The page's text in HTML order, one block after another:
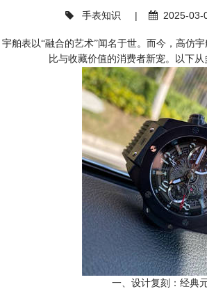
手表知识 | 2025-03-
舶表以“融合的艺术”闻名于世。而今，高仿
比与收藏价值的消费者新宠。以下
一、设计复刻：经典